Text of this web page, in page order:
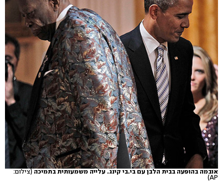
אובמה בהופעה בבית הלבן עם בי.בי קינג. עלייה משמעותית בתמיכה (צילום:
AP)